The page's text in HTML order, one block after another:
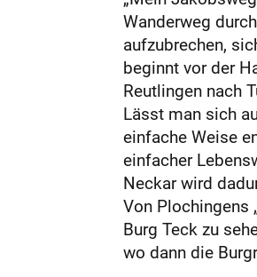
Wanderweg
aufzubrechen,
beginnt vor der
Reutlingen nach
Lässt man sich
einfache Weise
einfacher
Neckar wird
Von Plochingens
Burg Teck zu
wo dann die